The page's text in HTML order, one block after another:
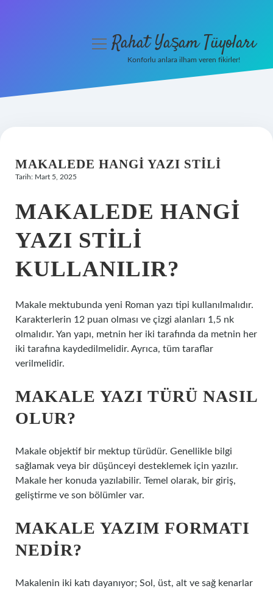
Hakkımızda
menüyüRahat Yaşam Tüyoları
Konforlu anlara ilham veren fikirler!
MAKALEDE HANGI YAZI STILI
Tarih: Mart 5, 2025
MAKALEDE HANGI
YAZI STILI
KULLANILIR?
Makale mektubunda yeni Roman yazı tipi kullanılmalıdır.
Karakterlerin 12 puan olması ve çizgi alanları 1,5 nk
olmalıdır. Yan yapı, metnin her iki tarafında da metnin her
iki tarafına kaydedilmelidir. Ayrıca, tüm taraflar
verilmelidir.
MAKALE YAZI TÜRÜ NASIL
OLUR?
Makale objektif bir mektup türüdür. Genellikle bilgi
sağlamak veya bir düşünceyi desteklemek için yazılır.
Makale her konuda yazılabilir. Temel olarak, bir giriş,
geliştirme ve son bölümler var.
MAKALE YAZIM FORMATI
NEDIR?
Makalenin iki katı dayanıyor; Sol, üst, alt ve sağ kenarlar